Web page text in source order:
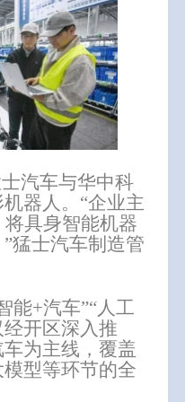
汽车与华中科
器人。“企业主
具身智能机器
猛士汽车制造管
能+汽车”“人工
开区深入推
为主线，覆盖
型等环节的全